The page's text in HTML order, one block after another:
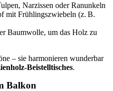
Narzissen oder Ranunkeln
mit Frühlingszwiebeln (z. B.
Baumwolle, um das Holz zu
– sie harmonieren wunderbar
Beistelltisches.
Balkon